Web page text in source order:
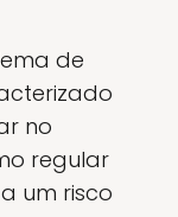
de
no
regular
um risco